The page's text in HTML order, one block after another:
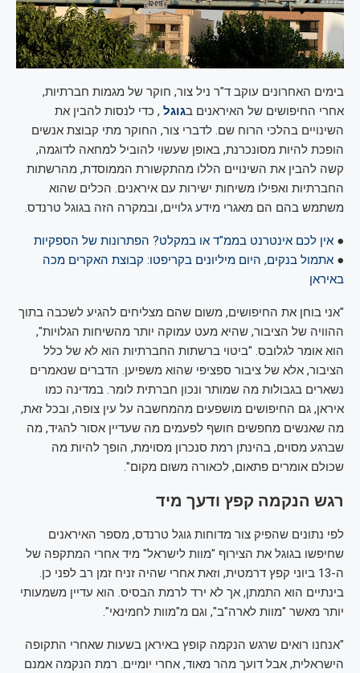
בימים האחרונים עוקב ד"ר ניל צור, חוקר של מגמות חברתיות,
אחרי החיפושים של האיראנים בגוגל , כדי לנסות להבין את
השינויים בהלכי הרוח שם. לדברי צור, החוקר מתי קבוצת אנשים
הופכת להיות מסונכרנת, באופן שעשוי להוביל למחאה לדוגמה,
קשה להבין את השינויים הללו מהתקשורת הממוסדת, מהרשתות
החברתיות ואפילו משיחות ישירות עם איראנים. הכלים שהוא
משתמש בהם הם מאגרי מידע גלויים, ובמקרה הזה בגוגל טרנדס.
● אין לכם אינטרנט בממ"ד או במקלט? הפתרונות של הספקיות
● אתמול בנקים, היום מיליונים בקריפטו: קבוצת האקרים מכה
באיראן
"אני בוחן את החיפושים, משום שהם מצליחים להגיע לשכבה בתוך
ההוויה של הציבור, שהיא מעט עמוקה יותר מהשיחות הגלויות",
הוא אומר לגלובס. "ביטוי ברשתות החברתיות הוא לא של כלל
הציבור, אלא של ציבור ספציפי שהוא משפיען. הדברים שנאמרים
נשארים בגבולות מה שמותר ונכון חברתית לומר. במדינה כמו
איראן, גם החיפושים מושפעים מהמחשבה על עין צופה, ובכל זאת,
מה שאנשים מחפשים חושף לפעמים מה שעדיין אסור להגיד, מה
שברגע מסוים, בהינתן רמת סנכרון מסוימת, הופך להיות מה
שכולם אומרים פתאום, לכאורה משום מקום".
רגש הנקמה קפץ ודעך מיד
לפי נתונים שהפיק צור מדוחות גוגל טרנדס, מספר האיראנים
שחיפשו בגוגל את הצירוף "מוות לישראל" מיד אחרי המתקפה של
ה-13 ביוני קפץ דרמטית, וזאת אחרי שהיה זניח זמן רב לפני כן.
בינתיים הוא התמתן, אך לא ירד לרמת הבסיס. הוא עדיין משמעותי
יותר מאשר "מוות לארה"ב", וגם מ"מוות לחמינאי".
"אנחנו רואים שרגש הנקמה קופץ באיראן בשעות שאחרי התקופה
הישראלית, אבל דועך מהר מאוד, אחרי יומיים. רמת הנקמה אמנם